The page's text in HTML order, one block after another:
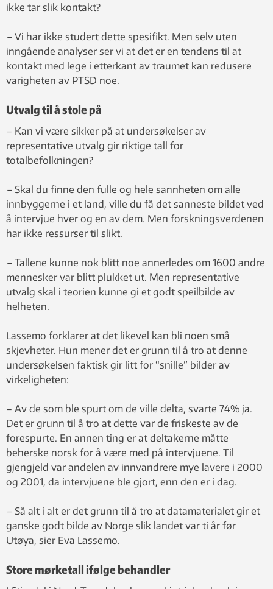
ikke tar slik kontakt?
– Vi har ikke studert dette spesifikt. Men selv uten
inngående analyser ser vi at det er en tendens til at
kontakt med lege i etterkant av traumet kan redusere
varigheten av PTSD noe.
Utvalg til å stole på
– Kan vi være sikker på at undersøkelser av
representative utvalg gir riktige tall for
totalbefolkningen?
– Skal du finne den fulle og hele sannheten om alle
innbyggerne i et land, ville du få det sanneste bildet ved
å intervjue hver og en av dem. Men forskningsverdenen
har ikke ressurser til slikt.
– Tallene kunne nok blitt noe annerledes om 1600 andre
mennesker var blitt plukket ut. Men representative
utvalg skal i teorien kunne gi et godt speilbilde av
helheten.
Lassemo forklarer at det likevel kan bli noen små
skjevheter. Hun mener det er grunn til å tro at denne
undersøkelsen faktisk gir litt for “snille” bilder av
virkeligheten:
– Av de som ble spurt om de ville delta, svarte 74% ja.
Det er grunn til å tro at dette var de friskeste av de
forespurte. En annen ting er at deltakerne måtte
beherske norsk for å være med på intervjuene. Til
gjengjeld var andelen av innvandrere mye lavere i 2000
og 2001, da intervjuene ble gjort, enn den er i dag.
– Så alt i alt er det grunn til å tro at datamaterialet gir et
ganske godt bilde av Norge slik landet var ti år før
Utøya, sier Eva Lassemo.
Store mørketall ifølge behandler